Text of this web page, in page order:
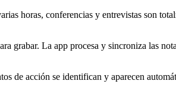
horas, conferencias y entrevistas son
grabar. La app procesa y sincroniza las
de acción se identifican y aparecen